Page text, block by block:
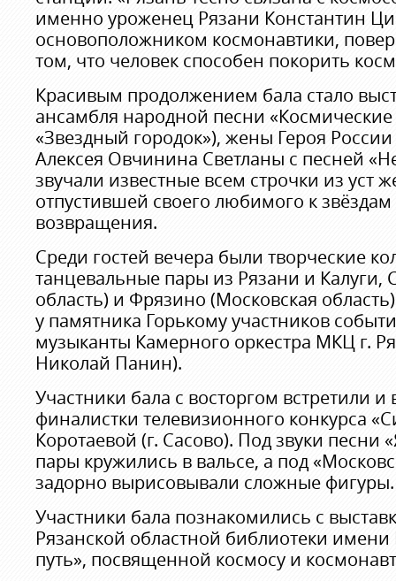
именно уроженец Рязани Константин
основоположником космонавтики,
том, что человек способен покорить
Красивым продолжением бала стало
ансамбля народной песни
«Звездный городок»), жены Героя
Алексея Овчинина Светланы с песней
звучали известные всем строчки из уст
отпустившей своего любимого к
возвращения.
Среди гостей вечера были творческие
танцевальные пары из Рязани и Калуги,
область) и Фрязино (Московская
у памятника Горькому участников
музыканты Камерного оркестра МКЦ г.
Николай Панин).
Участники бала с восторгом встретили и
финалистки телевизионного конкурса
Коротаевой (г. Сасово). Под звуки песни
пары кружились в вальсе, а под
задорно вырисовывали сложные фигуры.
Участники бала познакомились с
Рязанской областной библиотеки имени
путь», посвященной космосу и